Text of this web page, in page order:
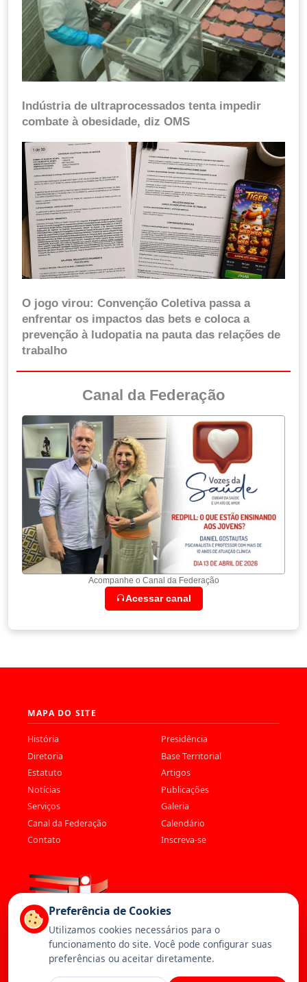
Indústria de ultraprocessados tenta impedir
combate à obesidade, diz OMS
O jogo virou: Convenção Coletiva passa a
enfrentar os impactos das bets e coloca a
prevenção à ludopatia na pauta das relações de
trabalho
Canal da Federação
Acompanhe o Canal da Federação
Acessar canal
MAPA DO SITE
História
Presidência
Diretoria
Base Territorial
Estatuto
Artigos
Notícias
Publicações
Serviços
Galeria
Canal da Federação
Calendário
Contato
Inscreva-se
Preferência de Cookies
Utilizamos cookies necessários para o
funcionamento do site. Você pode configurar suas
preferências ou aceitar diretamente.